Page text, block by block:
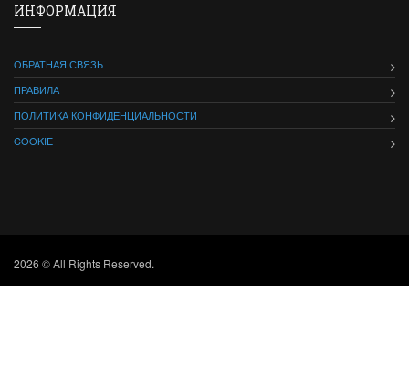
ИНФОРМАЦИЯ
ОБРАТНАЯ СВЯЗЬ
ПРАВИЛА
ПОЛИТИКА КОНФИДЕНЦИАЛЬНОСТИ
COOKIE
2026 © All Rights Reserved.